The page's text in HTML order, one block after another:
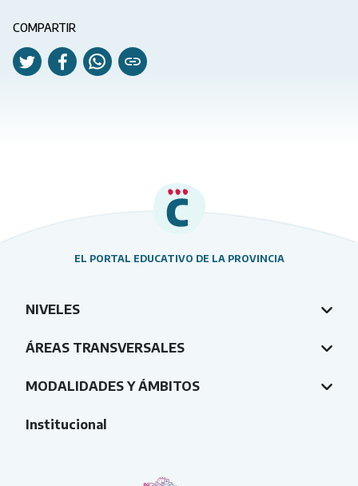
COMPARTIR
EL PORTAL EDUCATIVO DE LA PROVINCIA
NIVELES
ÁREAS TRANSVERSALES
MODALIDADES Y ÁMBITOS
Institucional